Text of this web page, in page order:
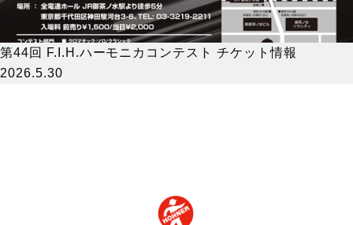
第44回 F.I.H.ハーモニカコンテスト チケット情報
2026.5.30